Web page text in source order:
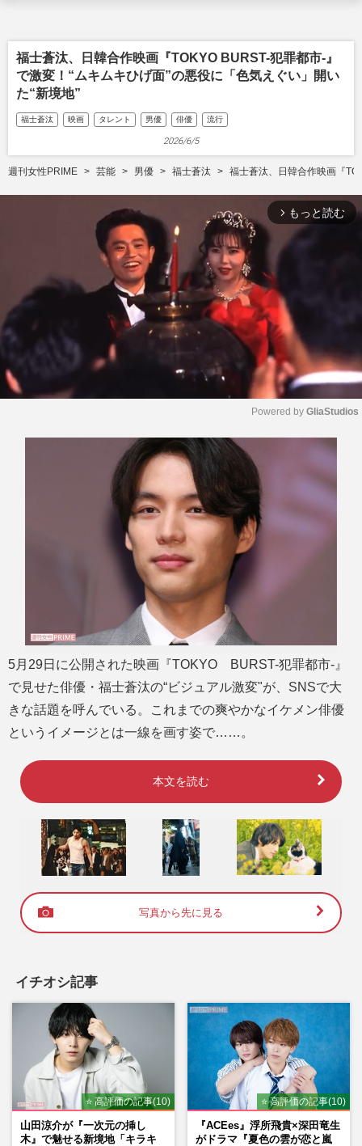
福士蒼汰、日韓合作映画『TOKYO BURST-犯罪都市-』
で激変！“ムキムキひげ面”の悪役に「色気えぐい」開い
た“新境地”
福士蒼汰 映画 タレント 男優 俳優 流行
2026/6/5
週刊女性PRIME 芸能 男優 福士蒼汰 福士蒼汰、日韓合作映画『
arrow_forward_ios もっと読む
Powered by GliaStudios
5月29日に公開された映画『TOKYO BURST-犯罪都市-』
で見せた俳優・福士蒼汰の“ビジュアル激変"が、SNSで大
きな話題を呼んでいる。これまでの爽やかなイケメン俳優
というイメージとは一線を画す姿で……。
本文を読む
写真から先に見る
イチオシ記事
⭐ 高評価の記事(10)
山田涼介が『一次元の挿し
木』で魅せる新境地「キラキ
⭐ 高評価の記事(10)
『ACEes』浮所飛貴×深田竜生
がドラマ『夏色の雲が恋と嵐